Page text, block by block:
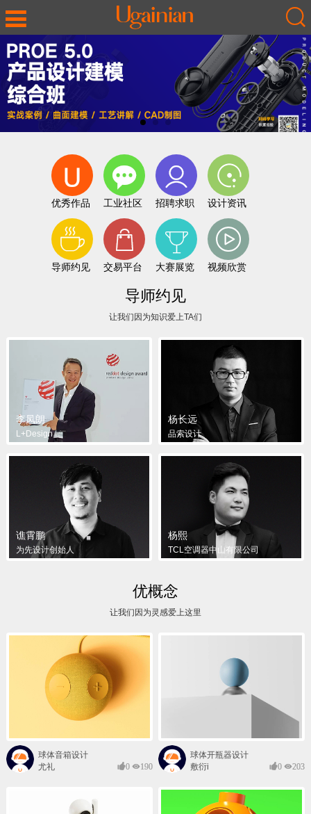
优秀作品 工业社区 招聘求职 设计资讯
导师约见 交易平台 大赛展览 视频欣赏
导师约见
让我们因为知识爱上TA们
李凤朗
L+Design
杨长远
品索设计
谯霄鹏
为先设计创始人
杨熙
TCL空调器中山有限公司
优概念
让我们因为灵感爱上这里
球体音箱设计
尤礼
0 190
球体开瓶器设计
敷衍i
0 203